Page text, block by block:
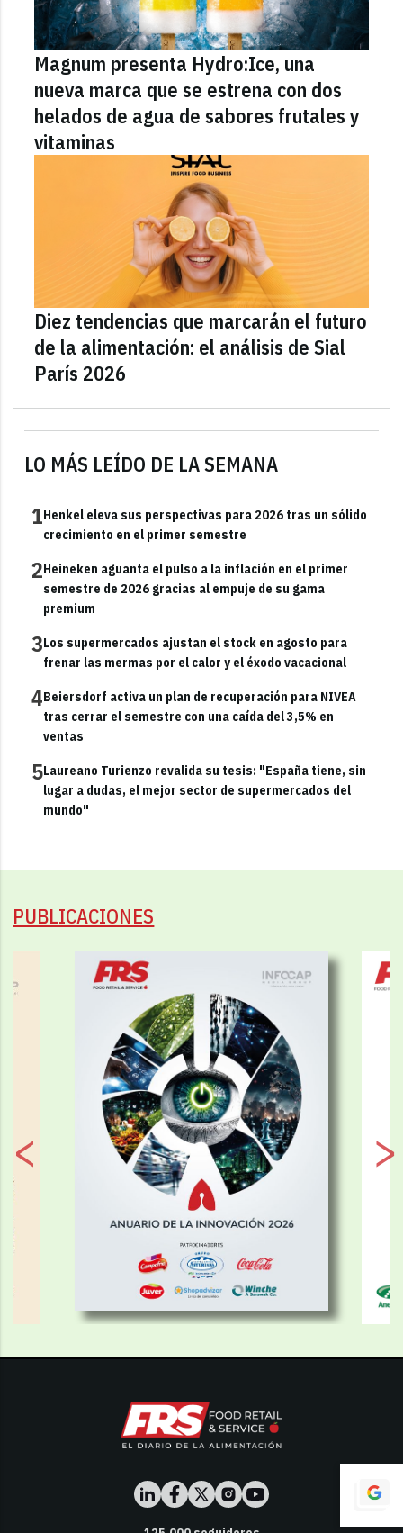
LO MÁS LEÍDO DE LA SEMANA
1Henkel eleva sus perspectivas para 2026 tras un sólido
crecimiento en el primer semestre
2Heineken aguanta el pulso a la inflación en el primer
semestre de 2026 gracias al empuje de su gama
premium
3Los supermercados ajustan el stock en agosto para
frenar las mermas por el calor y el éxodo vacacional
4Beiersdorf activa un plan de recuperación para NIVEA
tras cerrar el semestre con una caída del 3,5% en
ventas
5Laureano Turienzo revalida su tesis: "España tiene, sin
lugar a dudas, el mejor sector de supermercados del
mundo"
Magnum presenta Hydro:Ice, una
nueva marca que se estrena con dos
helados de agua de sabores frutales y
vitaminas
Diez tendencias que marcarán el futuro
de la alimentación: el análisis de Sial
París 2026
PUBLICACIONES